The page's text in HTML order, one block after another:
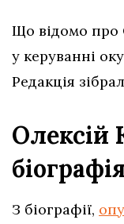
Що відомо про
у керуванні
Редакція
Олексій
З біографії,